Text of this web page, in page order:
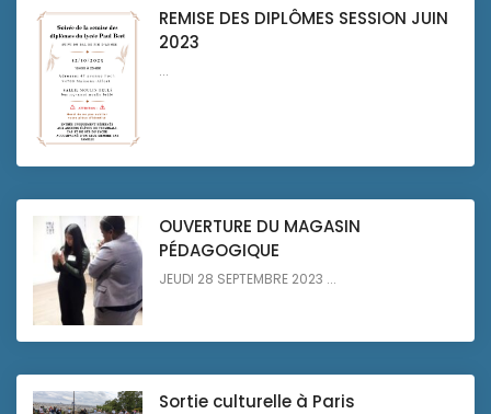
REMISE DES DIPLÔMES SESSION JUIN
2023
...
OUVERTURE DU MAGASIN
PÉDAGOGIQUE
JEUDI 28 SEPTEMBRE 2023 ...
Sortie culturelle à Paris